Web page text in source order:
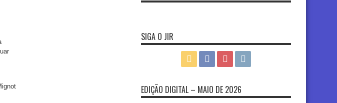
SIGA O JIR
EDIÇÃO DIGITAL – MAIO DE 2026